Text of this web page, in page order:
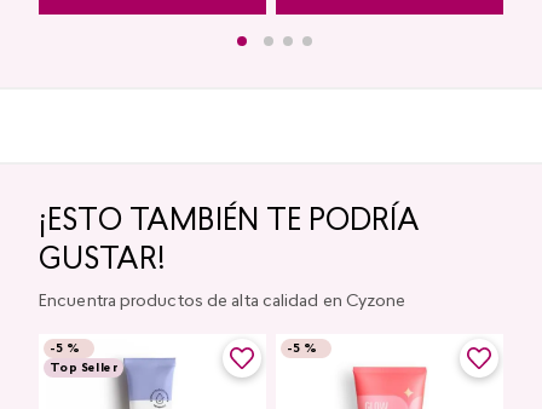
¡ESTO TAMBIÉN TE PODRÍA
GUSTAR!
Encuentra productos de alta calidad en Cyzone
-5 %
Top Seller
-5 %